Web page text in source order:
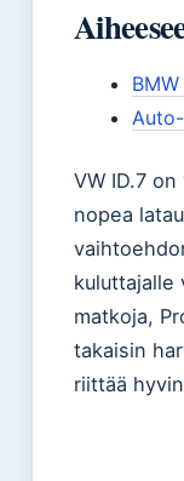
VW ID.7
nopea
kuluttajalle
matkoja,
takaisin
riittää